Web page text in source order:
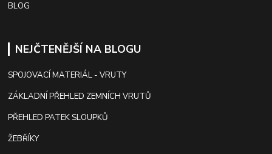
BLOG
NEJČTENĚJŠÍ NA BLOGU
SPOJOVACÍ MATERIÁL - VRUTY
ZÁKLADNÍ PŘEHLED ZEMNÍCH VRUTŮ
PŘEHLED PATEK SLOUPKŮ
ŽEBŘÍKY